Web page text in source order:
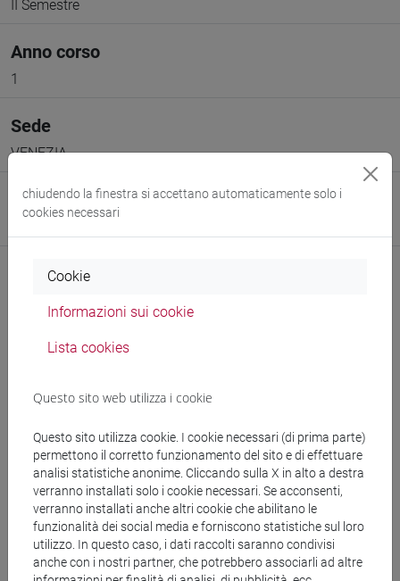
II Semestre
Anno corso
1
Sede
VENEZIA
Spazio Moodle
Docenti e corsi di laurea
Docenti
SIMONI Marcella- 30h Lezione
Materiali didattici
chiudendo la finestra si accettano automaticamente solo i
cookies necessari
Cookie
Informazioni sui cookie
Lista cookies
Questo sito web utilizza i cookie
Questo sito utilizza cookie. I cookie necessari (di prima parte)
permettono il corretto funzionamento del sito e di effettuare
analisi statistiche anonime. Cliccando sulla X in alto a destra
verranno installati solo i cookie necessari. Se acconsenti,
verranno installati anche altri cookie che abilitano le
funzionalità dei social media e forniscono statistiche sul loro
utilizzo. In questo caso, i dati raccolti saranno condivisi
anche con i nostri partner, che potrebbero associarli ad altre